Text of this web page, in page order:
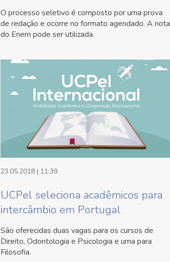
O processo seletivo é composto por uma prova
de redação e ocorre no formato agendado. A nota
do Enem pode ser utilizada.
23.05.2018 | 11:39
UCPel seleciona acadêmicos para
intercâmbio em Portugal
São oferecidas duas vagas para os cursos de
Direito, Odontologia e Psicologia e uma para
Filosofia.